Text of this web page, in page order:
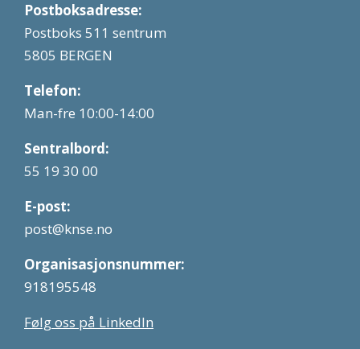
Postboksadresse:
Postboks 511 sentrum
5805 BERGEN
Telefon:
Man-fre 10:00-14:00
Sentralbord:
55 19 30 00
E-post:
post@knse.no
Organisasjonsnummer:
918195548
Følg oss på LinkedIn